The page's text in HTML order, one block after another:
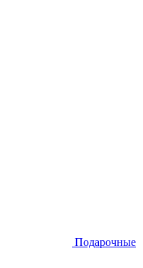
Подарочные